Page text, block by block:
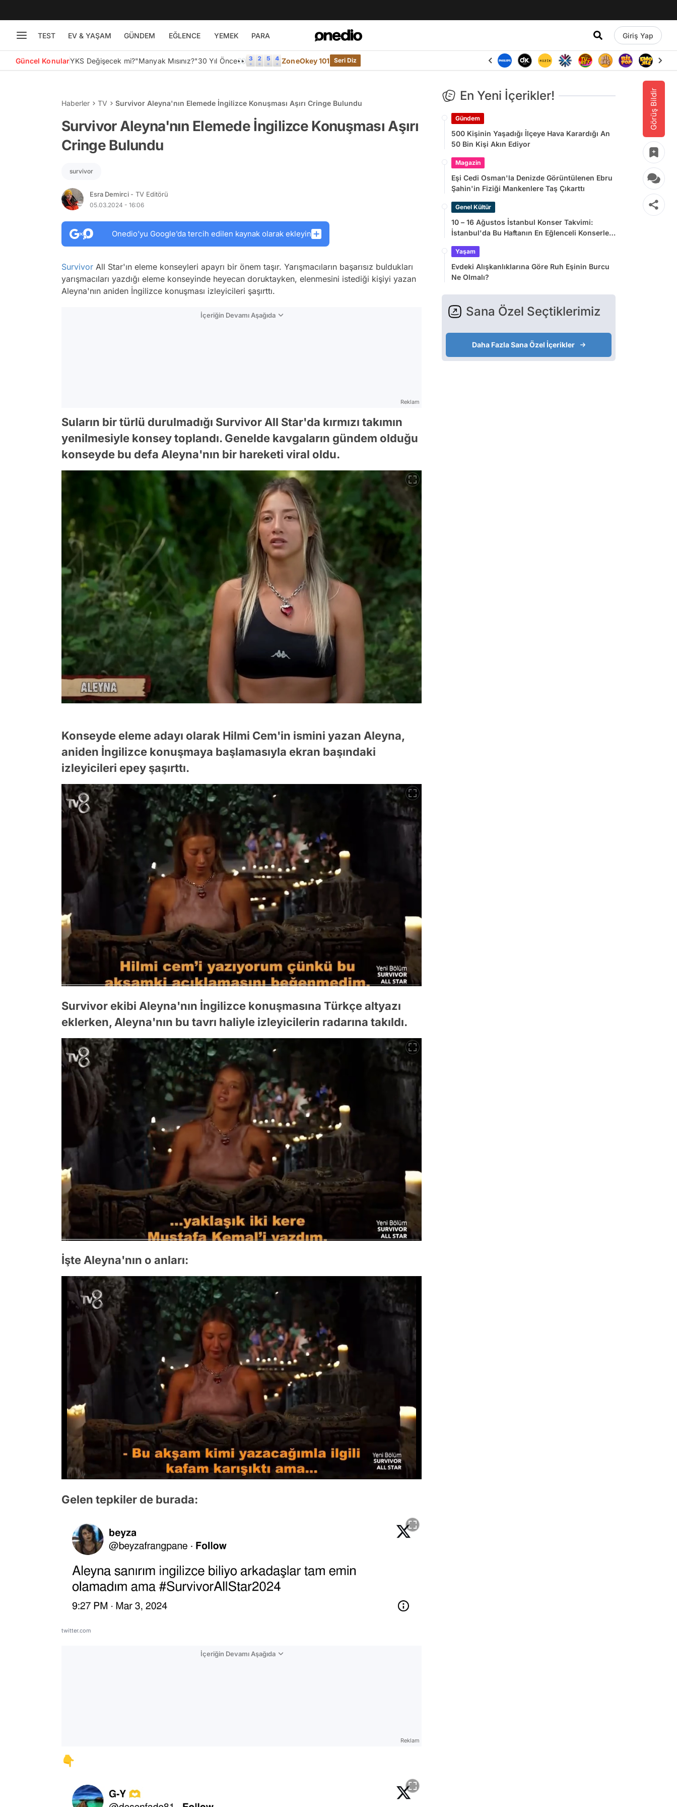
TEST EV & YAŞAM GÜNDEM EĞLENCE YEMEK PARA Giriş Yap
Güncel KonularYKS Değişecek mi?"Manyak Mısınız?"30 Yıl Önce👀 ZoneOkey 101 Seri Diz
Görüş Bildir
Haberler TV Survivor Aleyna'nın Elemede İngilizce Konuşması Aşırı Cringe Bulundu
Survivor Aleyna'nın Elemede İngilizce Konuşması Aşırı
Cringe Bulundu
survivor
Esra Demirci - TV Editörü
05.03.2024 - 16:06
Onedio’yu Google’da tercih edilen kaynak olarak ekleyin
Survivor All Star'ın eleme konseyleri apayrı bir önem taşır. Yarışmacıların başarısız buldukları
yarışmacıları yazdığı eleme konseyinde heyecan doruktayken, elenmesini istediği kişiyi yazan
Aleyna'nın aniden İngilizce konuşması izleyicileri şaşırttı.
İçeriğin Devamı Aşağıda
Reklam
Suların bir türlü durulmadığı Survivor All Star'da kırmızı takımın
yenilmesiyle konsey toplandı. Genelde kavgaların gündem olduğu
konseyde bu defa Aleyna'nın bir hareketi viral oldu.
Konseyde eleme adayı olarak Hilmi Cem'in ismini yazan Aleyna,
aniden İngilizce konuşmaya başlamasıyla ekran başındaki
izleyicileri epey şaşırttı.
Survivor ekibi Aleyna'nın İngilizce konuşmasına Türkçe altyazı
eklerken, Aleyna'nın bu tavrı haliyle izleyicilerin radarına takıldı.
İşte Aleyna'nın o anları:
Gelen tepkiler de burada:
twitter.com
İçeriğin Devamı Aşağıda
Reklam
👇
En Yeni İçerikler!
Gündem
500 Kişinin Yaşadığı İlçeye Hava Karardığı An
50 Bin Kişi Akın Ediyor
Magazin
Eşi Cedi Osman'la Denizde Görüntülenen Ebru
Şahin'in Fiziği Mankenlere Taş Çıkarttı
Genel Kültür
10 – 16 Ağustos İstanbul Konser Takvimi:
İstanbul'da Bu Haftanın En Eğlenceli Konserleri
Yaşam
Evdeki Alışkanlıklarına Göre Ruh Eşinin Burcu
Ne Olmalı?
Sana Özel Seçtiklerimiz
Daha Fazla Sana Özel İçerikler